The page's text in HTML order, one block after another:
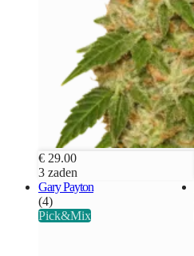
€ 29.00
3 zaden
Gary Payton
(4)
Pick&Mix